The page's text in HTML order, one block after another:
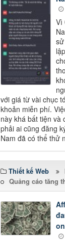
Vì
với giá từ vài chục
khoản miễn phí.
này khá bất tiện và
phải ai cũng đăng
Nam đã có thể thử
Thiết kế Web
Quảng cáo tăng